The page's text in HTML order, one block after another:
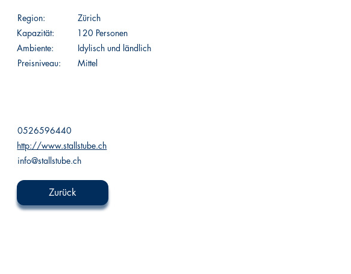
Region:
Zürich
Kapazität:
120 Personen
Ambiente:
Preisniveau:
Idylisch und ländlich
Mittel
0526596440
http://www.stallstube.ch
info@stallstube.ch
Zurück